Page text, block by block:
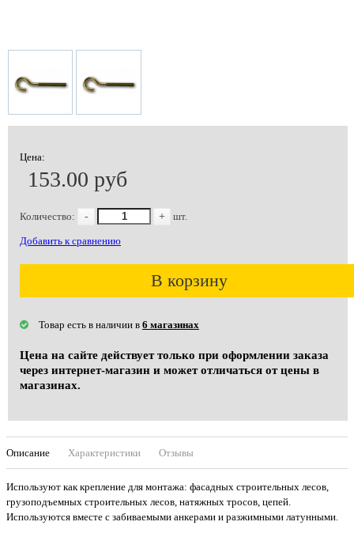
Цена:
153.00 руб
Количество: - + шт.
Добавить к сравнению
В корзину
Товар есть в наличии в 6 магазинах
Цена на сайте действует только при оформлении заказа
через интернет-магазин и может отличаться от цены в
магазинах.
Описание Характеристики Отзывы
Используют как крепление для монтажа: фасадных строительных лесов,
грузоподъемных строительных лесов, натяжных тросов, цепей.
Используются вместе с забиваемыми анкерами и разжимными латунными.